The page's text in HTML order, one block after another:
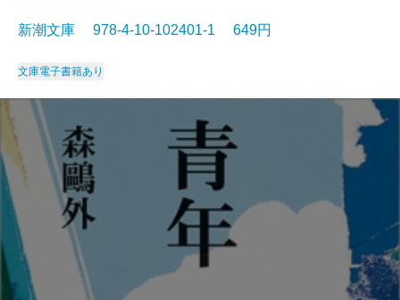
新潮文庫 978-4-10-102401-1 649円
文庫電子書籍あり